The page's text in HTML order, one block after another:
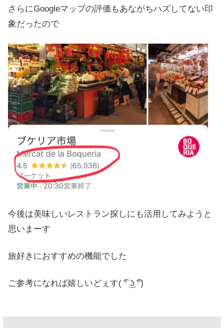
さらにGoogleマップの評価もあながちハズしてない印
象だったので
今後は美味しいレストラン探しにも活用してみようと
思いまーす
旅好きにおすすめの機能でした
ご参考になれば嬉しいどぇす( ͡° ͜ʖ ͡°)